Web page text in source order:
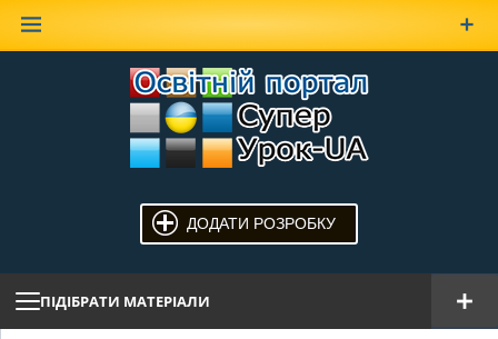
ДОДАТИ РОЗРОБКУ
ПІДІБРАТИ МАТЕРІАЛИ